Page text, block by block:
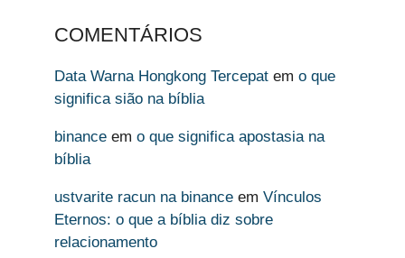
COMENTÁRIOS
Data Warna Hongkong Tercepat em o que
significa sião na bíblia
binance em o que significa apostasia na
bíblia
ustvarite racun na binance em Vínculos
Eternos: o que a bíblia diz sobre
relacionamento